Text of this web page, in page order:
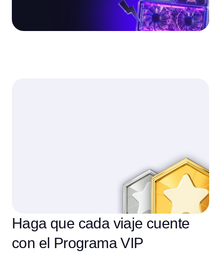
Haga que cada viaje cuente
con el Programa VIP